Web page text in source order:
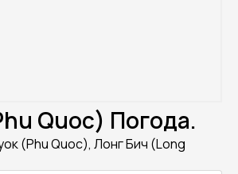
Quoc) Погода.
(Phu Quoc), Лонг Бич (Long